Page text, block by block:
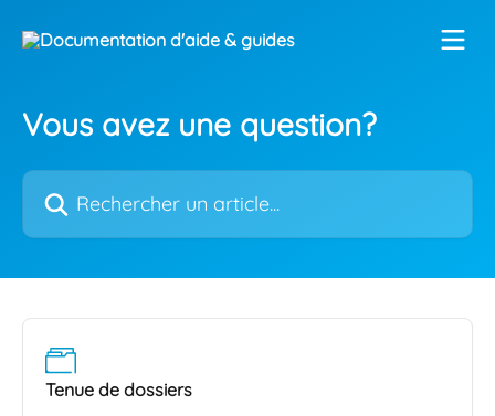
Vous avez une question?
Rechercher un article...
Tenue de dossiers